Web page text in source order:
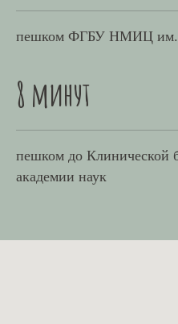
пешком ФГБУ НМИЦ им.
8 минут
пешком до Клинической
академии наук